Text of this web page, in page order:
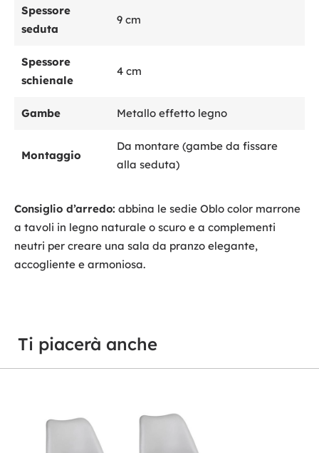
Spessore
seduta
9 cm
Spessore
schienale
4 cm
Gambe Metallo effetto legno
Montaggio
Da montare (gambe da fissare
alla seduta)
Consiglio d’arredo: abbina le sedie Oblo color marrone
a tavoli in legno naturale o scuro e a complementi
neutri per creare una sala da pranzo elegante,
accogliente e armoniosa.
Ti piacerà anche